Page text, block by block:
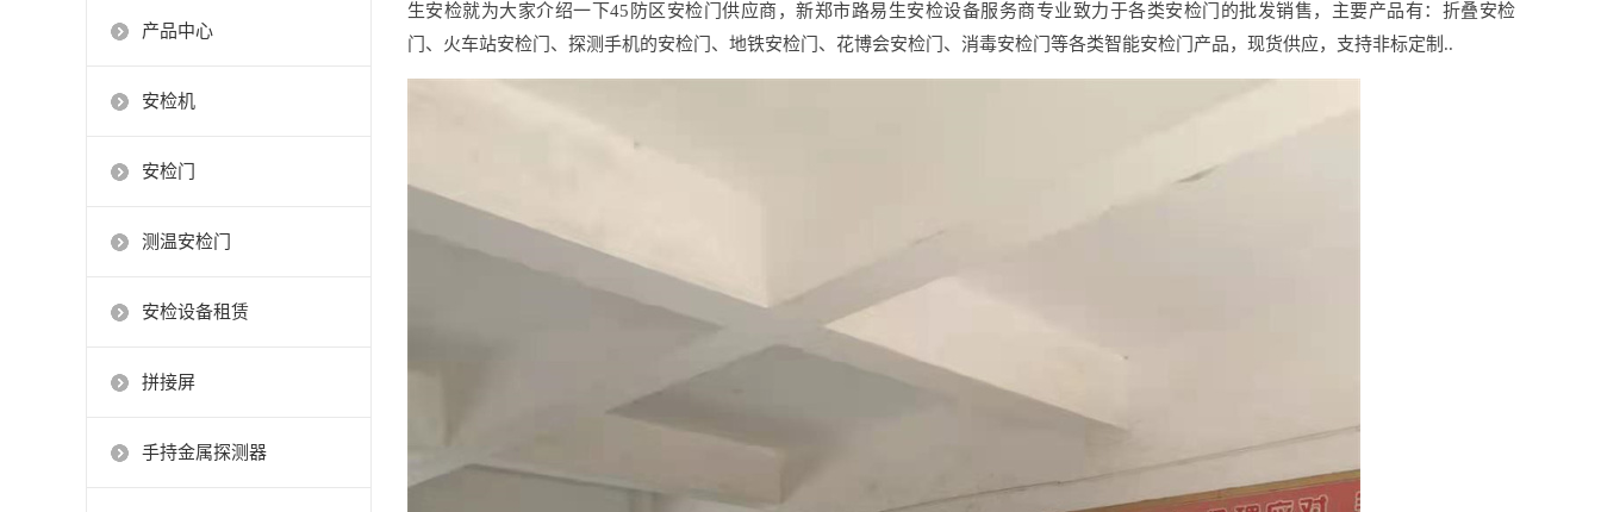
产品中心
安检机
安检门
测温安检门
安检设备租赁
拼接屏
手持金属探测器
生安检就为大家介绍一下45防区安检门供应商，新郑市路易生安检设备服务商专业致力于各类安检门的批发销售，主要产品有：折叠安检
门、火车站安检门、探测手机的安检门、地铁安检门、花博会安检门、消毒安检门等各类智能安检门产品，现货供应，支持非标定制..